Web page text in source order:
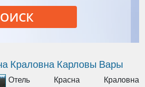
Краловна Карловы Вары
Отель Красна Краловна